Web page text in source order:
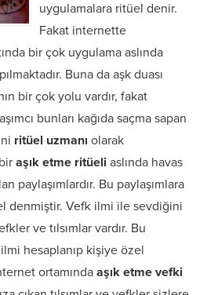
uygulamalara ritüel denir.
Fakat internette
bir çok uygulama aslında
Buna da aşk duası
bir çok yolu vardır, fakat
bunları kağıda saçma sapan
ritüel uzmanı olarak
aşık etme ritüeli aslında havas
paylaşımlardır. Bu paylaşımlara
denmiştir. Vefk ilmi ile sevdiğini
ve tılsımlar vardır. Bu
ilmi hesaplanıp kişiye özel
ortamında aşık etme vefki